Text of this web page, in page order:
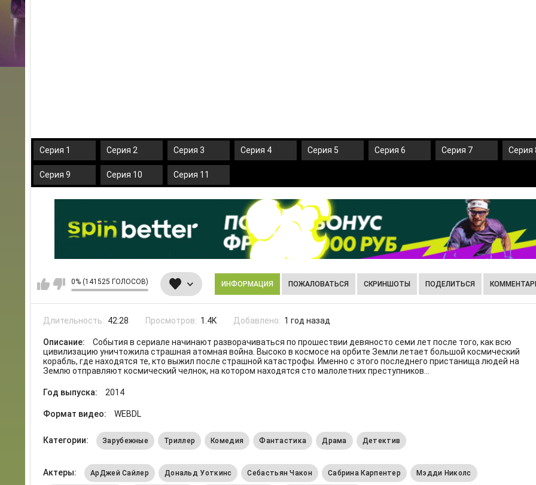
Серия 1 Серия 2 Серия 3 Серия 4 Серия 5 Серия 6 Серия 7 Серия
Серия 9 Серия 10 Серия 11
0% (141525 ГОЛОСОВ) ИНФОРМАЦИЯ ПОЖАЛОВАТЬСЯ СКРИНШОТЫ ПОДЕЛИТЬСЯ
Длительность: 42:28 Просмотров: 1.4K Добавлено: 1 год назад
Описание:
События в сериале начинают разворачиваться по прошествии девяносто семи лет после того, как всю
цивилизацию уничтожила страшная атомная война. Высоко в космосе на орбите Земли летает большой космический
корабль, где находятся те, кто выжил после страшной катастрофы. Именно с этого последнего пристанища людей на
Землю отправляют космический челнок, на котором находятся сто малолетних преступников...
Год выпуска: 2014
Формат видео: WEBDL
Категории: Зарубежные Триллер Комедия Фантастика Драма Детектив
Актеры: АрДжей Сайлер Дональд Уоткинс Себастьян Чакон Сабрина Карпентер Мэдди Николс